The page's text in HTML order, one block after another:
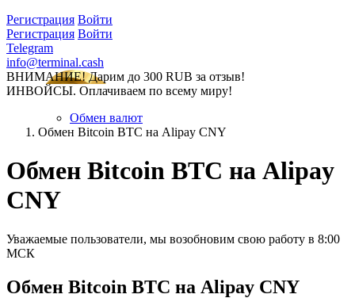
Регистрация Войти
Регистрация Войти
Telegram
info@terminal.cash
ВНИМАНИЕ! Дарим до 300 RUB за отзыв!
ИНВОЙСЫ. Оплачиваем по всему миру!
Обмен валют
Обмен Bitcoin BTC на Alipay CNY
Обмен Bitcoin BTC на Alipay
CNY
Уважаемые пользователи, мы возобновим свою работу в 8:00
МСК
Обмен Bitcoin BTC на Alipay CNY